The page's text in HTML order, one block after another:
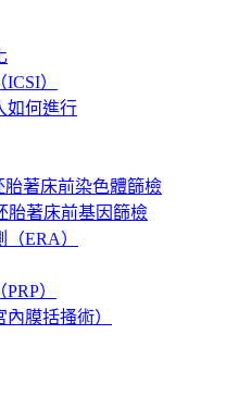
）
如何進行
著床前染色體篩檢
胎著床前基因篩檢
ERA）
）
膜括搔術）